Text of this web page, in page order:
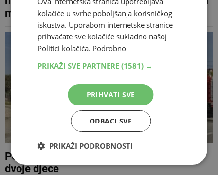
mir i smjernice'
Požar u Zagorju: Smrtno stradali otac i
dvoje djece
kolačiće u svrhe poboljšanja korisničkog
iskustva. Uporabom internetske stranice
prihvaćate sve kolačiće sukladno našoj
Politici kolačića. Podrobno
PRIKAŽI SVE PARTNERE (1581) →
PRIHVATI SVE
ODBACI SVE
PRIKAŽI PODROBNOSTI